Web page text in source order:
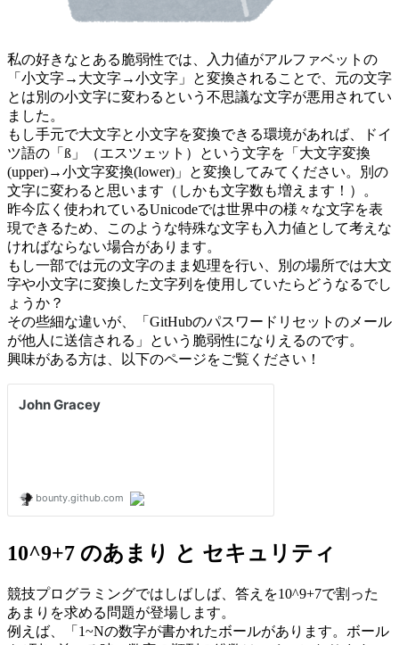
私の好きなとある脆弱性では、入力値がアルファベットの
「小文字→大文字→小文字」と変換されることで、元の文字
とは別の小文字に変わるという不思議な文字が悪用されてい
ました。
もし手元で大文字と小文字を変換できる環境があれば、ドイ
ツ語の「ß」（エスツェット）という文字を「大文字変換
(upper)→小文字変換(lower)」と変換してみてください。別の
文字に変わると思います（しかも文字数も増えます！）。
昨今広く使われているUnicodeでは世界中の様々な文字を表
現できるため、このような特殊な文字も入力値として考えな
ければならない場合があります。
もし一部では元の文字のまま処理を行い、別の場所では大文
字や小文字に変換した文字列を使用していたらどうなるでし
ょうか？
その些細な違いが、「GitHubのパスワードリセットのメール
が他人に送信される」という脆弱性になりえるのです。
興味がある方は、以下のページをご覧ください！
10^9+7 のあまり と セキュリティ
競技プログラミングではしばしば、答えを10^9+7で割った
あまりを求める問題が登場します。
例えば、「1~Nの数字が書かれたボールがあります。ボール